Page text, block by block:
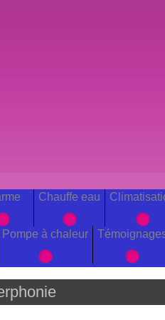
Chauffe eau
Pompe à chaleur